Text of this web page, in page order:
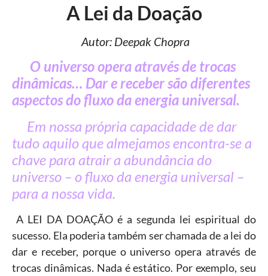
A Lei da Doação
Autor: Deepak Chopra
O universo opera através de trocas
dinâmicas… Dar e receber são diferentes
aspectos do fluxo da energia universal.
Em nossa própria capacidade de dar
tudo aquilo que almejamos encontra-se a
chave para atrair a abundância do
universo – o fluxo da energia universal –
para a nossa vida.
A LEI DA DOAÇÃO é a segunda lei espiritual do
sucesso. Ela poderia também ser chamada de a lei do
dar e receber, porque o universo opera através de
trocas dinâmicas. Nada é estático. Por exemplo, seu